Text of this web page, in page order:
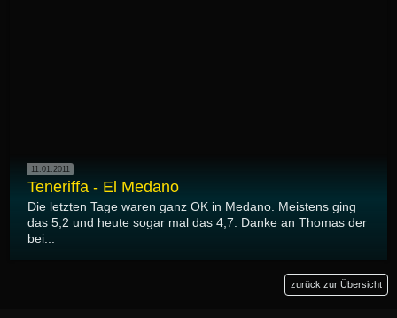
11.01.2011
Teneriffa - El Medano
Die letzten Tage waren ganz OK in Medano. Meistens ging
das 5,2 und heute sogar mal das 4,7. Danke an Thomas der
bei...
zurück zur Übersicht